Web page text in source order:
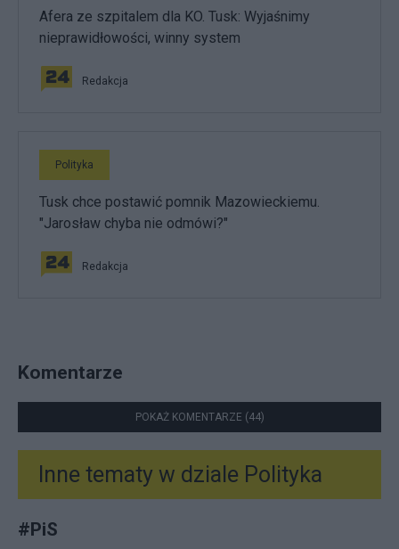
Afera ze szpitalem dla KO. Tusk: Wyjaśnimy
nieprawidłowości, winny system
Redakcja
Polityka
Tusk chce postawić pomnik Mazowieckiemu.
"Jarosław chyba nie odmówi?"
Redakcja
Komentarze
POKAŻ KOMENTARZE (44)
Inne tematy w dziale Polityka
#PiS